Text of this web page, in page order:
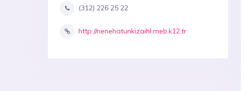
(312) 226 25 22
http://nenehatunkizaihl.meb.k12.tr